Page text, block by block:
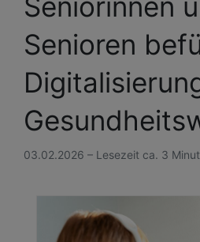
Senioren
03.02.2026 – Lesezeit ca. 3